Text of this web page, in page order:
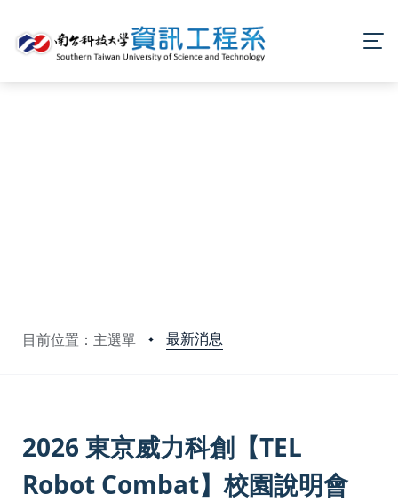
目前位置：主選單 最新消息
2026 東京威力科創【TEL
Robot Combat】校園說明會